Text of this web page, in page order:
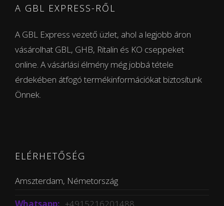
A GBL EXPRESS-RŐL
A GBL Express vezető üzlet, ahol a legjobb áron
vásárolhat GBL, GHB, Ritalin és KO cseppeket
online. A vásárlási élmény még jobbá tétele
érdekében átfogó termékinformációkat biztosítunk
Önnek.
ELÉRHETŐSÉG
Amszterdam, Németország